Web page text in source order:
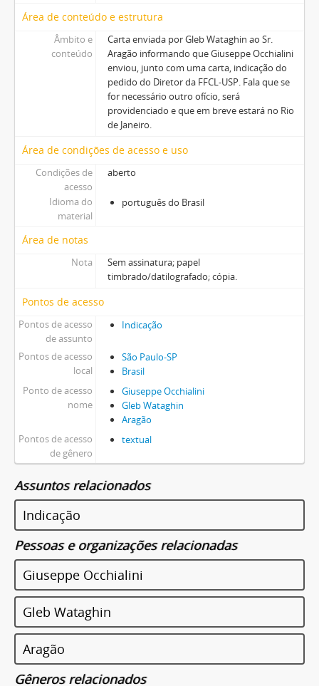
Área de conteúdo e estrutura
Âmbito e
conteúdo
Carta enviada por Gleb Wataghin ao Sr.
Aragão informando que Giuseppe Occhialini
enviou, junto com uma carta, indicação do
pedido do Diretor da FFCL-USP. Fala que se
for necessário outro ofício, será
providenciado e que em breve estará no Rio
de Janeiro.
Área de condições de acesso e uso
Condições de
acesso
aberto
Idioma do
material
português do Brasil
Área de notas
Nota
Sem assinatura; papel
timbrado/datilografado; cópia.
Pontos de acesso
Pontos de acesso
de assunto
Indicação
Pontos de acesso
local
São Paulo-SP
Brasil
Ponto de acesso
nome
Giuseppe Occhialini
Gleb Wataghin
Aragão
Pontos de acesso
de gênero
textual
Assuntos relacionados
Indicação
Pessoas e organizações relacionadas
Giuseppe Occhialini
Gleb Wataghin
Aragão
Gêneros relacionados